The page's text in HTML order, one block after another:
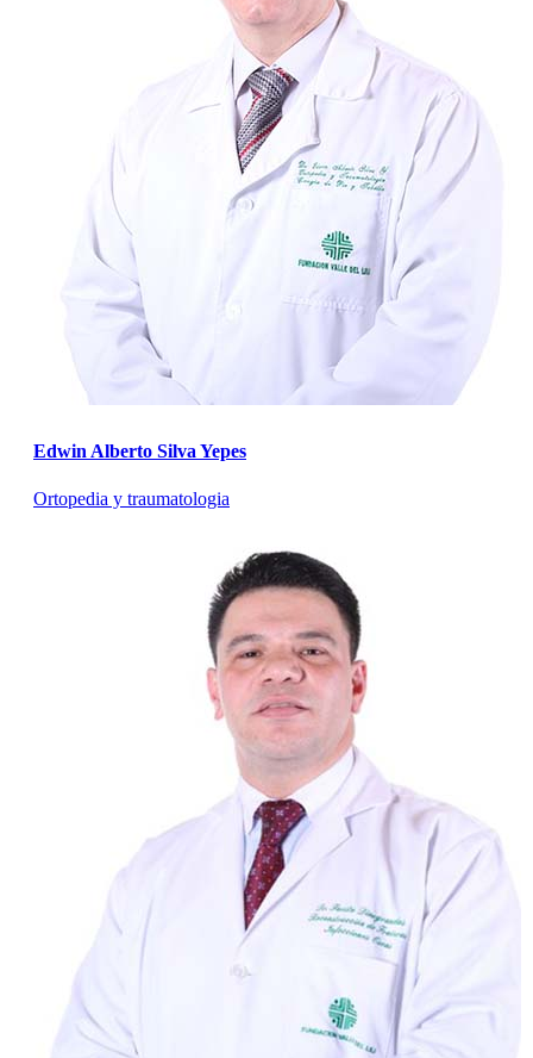
Edwin Alberto Silva Yepes
Ortopedia y traumatologia